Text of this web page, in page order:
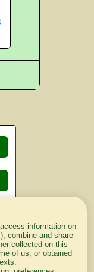
information on
combine and share
collected on this
of us, or obtained